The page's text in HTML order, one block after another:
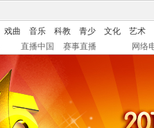
戏曲 音乐 科教 青少 文化
艺术
直播中国 赛事直播 网络